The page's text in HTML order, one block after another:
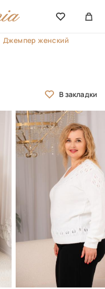
Джемпер женский